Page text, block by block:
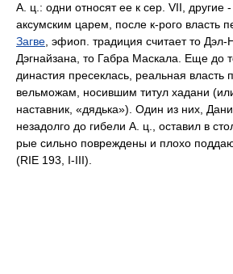
А. ц.: одни относят ее к сер. VII, другие
аксумским царем, после к-рого власть
Загве, эфиоп. традиция считает то
Дэгнайзана, то Габра Маскала. Еще до
династия пресеклась, реальная власть
вельможам, носившим титул хадани
наставник, «дядька»). Один из них,
незадолго до гибели А. ц., оставил в
рые сильно повреждены и плохо
(RIE 193, I-III).